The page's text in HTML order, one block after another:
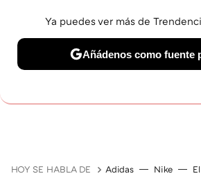
HOY SE HABLA DE Adidas Nike
Ya puedes ver más de
Añádenos como fuente